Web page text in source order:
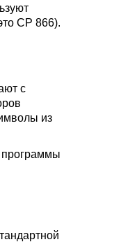
CP 866).
с
из
программы